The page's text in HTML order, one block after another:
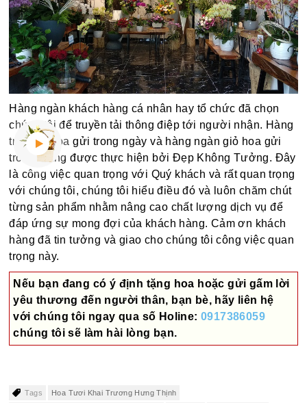
Hàng ngàn khách hàng cá nhân hay tổ chức đã chọn
chúng tôi để truyền tải thông điệp tới người nhận. Hàng
trăm bó hoa gửi trong ngày và hàng ngàn giỏ hoa gửi
trong tháng được thực hiện bởi Đẹp Không Tưởng. Đây
là công việc quan trọng với Quý khách và rất quan trọng
với chúng tôi, chúng tôi hiểu điều đó và luôn chăm chút
từng sản phẩm nhằm nâng cao chất lượng dịch vụ để
đáp ứng sự mong đợi của khách hàng. Cảm ơn khách
hàng đã tin tưởng và giao cho chúng tôi công việc quan
trọng này.
Nếu bạn đang có ý định tặng hoa hoặc gửi gấm lời
yêu thương đến người thân, bạn bè, hãy liên hệ
với chúng tôi ngay qua số Holine:0917386059
chúng tôi sẽ làm hài lòng bạn.
Tags Hoa Tươi Khai Trương Hưng Thịnh